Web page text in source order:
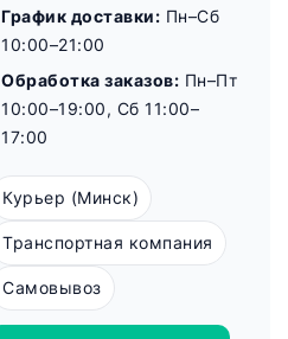
График доставки: Пн–Сб
10:00–21:00
Обработка заказов: Пн–Пт
10:00–19:00, Сб 11:00–
17:00
Курьер (Минск)
Транспортная компания
Самовывоз